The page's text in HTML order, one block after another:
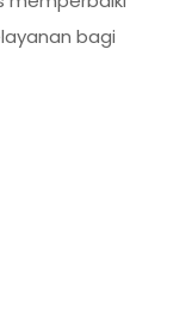
bagi